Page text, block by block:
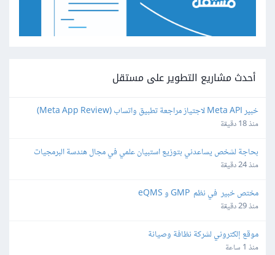
أحدث مشاريع التطوير على مستقل
لمنصة SaaS
منذ 18 دقيقة
بحاجة لشخص يساعدني بتوزيع استبيان علمي في مجال هندسة البرمجيات
منذ 24 دقيقة
مختص خبير  في نظم  GMP و eQMS
منذ 29 دقيقة
موقع إلكتروني لشركة نظافة وصيانة
منذ 1 ساعة